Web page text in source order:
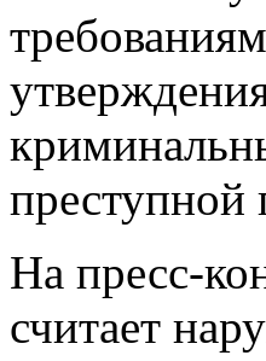
преступной
На пресс-
считает